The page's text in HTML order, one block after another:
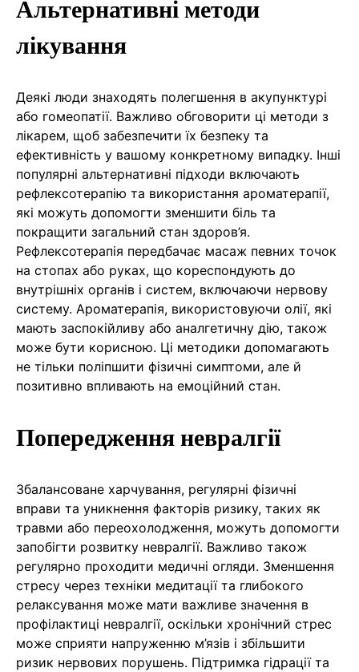
Альтернативні методи
лікування
Деякі люди знаходять полегшення в акупунктурі
або гомеопатії. Важливо обговорити ці методи з
лікарем, щоб забезпечити їх безпеку та
ефективність у вашому конкретному випадку. Інші
популярні альтернативні підходи включають
рефлексотерапію та використання ароматерапії,
які можуть допомогти зменшити біль та
покращити загальний стан здоров’я.
Рефлексотерапія передбачає масаж певних точок
на стопах або руках, що кореспондують до
внутрішніх органів і систем, включаючи нервову
систему. Ароматерапія, використовуючи олії, які
мають заспокійливу або аналгетичну дію, також
може бути корисною. Ці методики допомагають
не тільки поліпшити фізичні симптоми, але й
позитивно впливають на емоційний стан.
Попередження невралгії
Збалансоване харчування, регулярні фізичні
вправи та уникнення факторів ризику, таких як
травми або переохолодження, можуть допомогти
запобігти розвитку невралгії. Важливо також
регулярно проходити медичні огляди. Зменшення
стресу через техніки медитації та глибокого
релаксування може мати важливе значення в
профілактиці невралгії, оскільки хронічний стрес
може сприяти напруженню м’язів і збільшити
ризик нервових порушень. Підтримка гідрації та